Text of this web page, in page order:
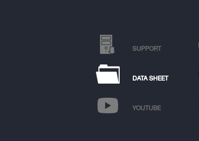
SUPPORT
DATA SHEET
YOUTUBE